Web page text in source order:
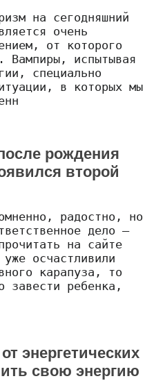
на сегодняшний
очень
от которого
Вампиры, испытывая
специально
в которых мы
рождения
второй
радостно, но
дело –
на сайте
осчастливили
карапуза, то
завести ребенка,
энергетических
свою энергию